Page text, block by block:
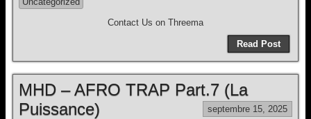
Contact Us on Threema
Read Post
MHD – AFRO TRAP Part.7 (La
Puissance)
septembre 15, 2025